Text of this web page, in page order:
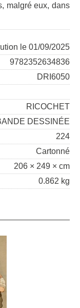
malgré eux, dans
le 01/09/2025
9782352634836
DRI6050
RICOCHET
DESSINÉE
224
Cartonné
206 × 249 × cm
0.862 kg